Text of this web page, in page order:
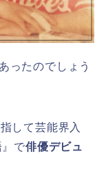
ったのでしょう
して芸能界入
』で俳優デビュ